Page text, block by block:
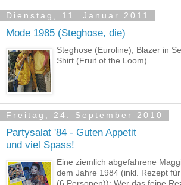
Dienstag, 11. Januar 2011
Mode 1985 (Steghose, die)
Steghose (Euroline), Blazer in
Shirt (Fruit of the Loom)
Freitag, 24. September 2010
Partysalat '84 - Guten Appetit
und viel Spass!
Eine ziemlich abgefahrene
dem Jahre 1984 (inkl. Rezept